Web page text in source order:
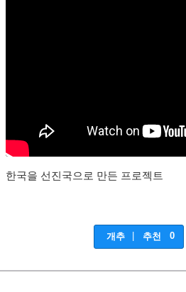
한국을 선진국으로 만든 프로젝트
개추 추천 0